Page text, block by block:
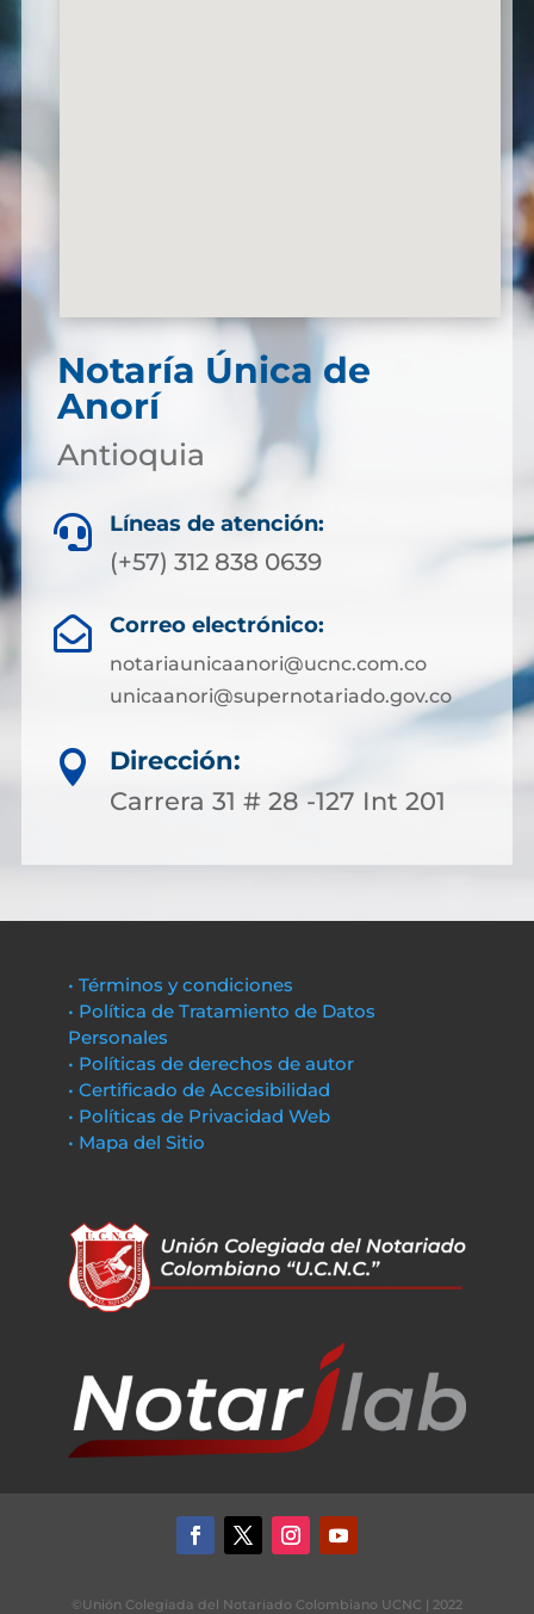
Notaría Única de
Anorí
Antioquia
 Líneas de atención:
(+57) 312 838 0639
 Correo electrónico:
notariaunicaanori@ucnc.com.co
unicaanori@supernotariado.gov.co

Dirección:
Carrera 31 # 28 -127 Int 201
• Términos y condiciones
• Política de Tratamiento de Datos
Personales
• Políticas de derechos de autor
• Certificado de Accesibilidad
• Políticas de Privacidad Web
• Mapa del Sitio
©Unión Colegiada del Notariado Colombiano UCNC | 2022